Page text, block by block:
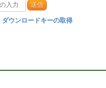
送信
ダウンロードキーの取得